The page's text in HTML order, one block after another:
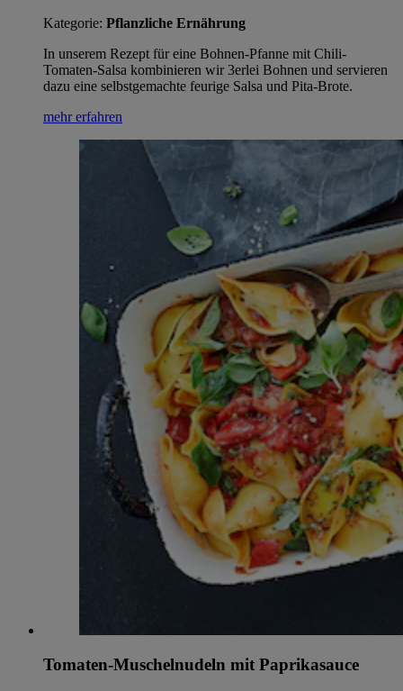
Kategorie: Pflanzliche Ernährung
In unserem Rezept für eine Bohnen-Pfanne mit Chili-
Tomaten-Salsa kombinieren wir 3erlei Bohnen und servieren
dazu eine selbstgemachte feurige Salsa und Pita-Brote.
mehr erfahren
Tomaten-Muschelnudeln mit Paprikasauce